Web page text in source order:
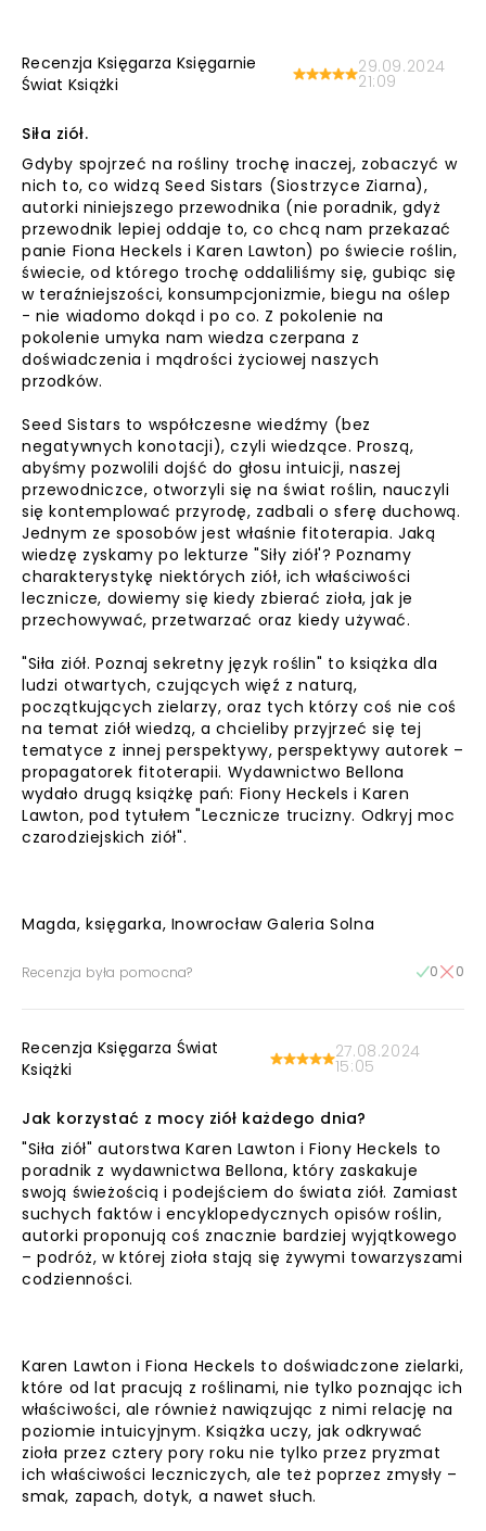
Recenzja Księgarza Księgarnie
Świat Książki
29.09.2024
21:09
Siła ziół.
Gdyby spojrzeć na rośliny trochę inaczej, zobaczyć w
nich to, co widzą Seed Sistars (Siostrzyce Ziarna),
autorki niniejszego przewodnika (nie poradnik, gdyż
przewodnik lepiej oddaje to, co chcą nam przekazać
panie Fiona Heckels i Karen Lawton) po świecie roślin,
świecie, od którego trochę oddaliliśmy się, gubiąc się
w teraźniejszości, konsumpcjonizmie, biegu na oślep
- nie wiadomo dokąd i po co. Z pokolenie na
pokolenie umyka nam wiedza czerpana z
doświadczenia i mądrości życiowej naszych
przodków.
Seed Sistars to współczesne wiedźmy (bez
negatywnych konotacji), czyli wiedzące. Proszą,
abyśmy pozwolili dojść do głosu intuicji, naszej
przewodniczce, otworzyli się na świat roślin, nauczyli
się kontemplować przyrodę, zadbali o sferę duchową.
Jednym ze sposobów jest właśnie fitoterapia. Jaką
wiedzę zyskamy po lekturze "Siły ziół'? Poznamy
charakterystykę niektórych ziół, ich właściwości
lecznicze, dowiemy się kiedy zbierać zioła, jak je
przechowywać, przetwarzać oraz kiedy używać.
"Siła ziół. Poznaj sekretny język roślin" to książka dla
ludzi otwartych, czujących więź z naturą,
początkujących zielarzy, oraz tych którzy coś nie coś
na temat ziół wiedzą, a chcieliby przyjrzeć się tej
tematyce z innej perspektywy, perspektywy autorek –
propagatorek fitoterapii. Wydawnictwo Bellona
wydało drugą książkę pań: Fiony Heckels i Karen
Lawton, pod tytułem "Lecznicze trucizny. Odkryj moc
czarodziejskich ziół".
Magda, księgarka, Inowrocław Galeria Solna
Recenzja była pomocna? 0 0
Recenzja Księgarza Świat
Książki
27.08.2024
15:05
Jak korzystać z mocy ziół każdego dnia?
"Siła ziół" autorstwa Karen Lawton i Fiony Heckels to
poradnik z wydawnictwa Bellona, który zaskakuje
swoją świeżością i podejściem do świata ziół. Zamiast
suchych faktów i encyklopedycznych opisów roślin,
autorki proponują coś znacznie bardziej wyjątkowego
– podróż, w której zioła stają się żywymi towarzyszami
codzienności.
Karen Lawton i Fiona Heckels to doświadczone zielarki,
które od lat pracują z roślinami, nie tylko poznając ich
właściwości, ale również nawiązując z nimi relację na
poziomie intuicyjnym. Książka uczy, jak odkrywać
zioła przez cztery pory roku nie tylko przez pryzmat
ich właściwości leczniczych, ale też poprzez zmysły –
smak, zapach, dotyk, a nawet słuch.